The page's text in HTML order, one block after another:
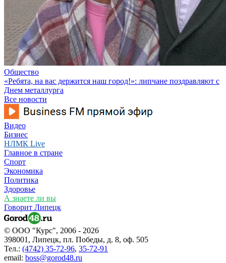
Общество
«Ребята, на вас держится наш город!»: липчане поздравляют с
Днем металлурга
Все новости
Видео
Бизнес
НЛМК Live
Главное в стране
Спорт
Экономика
Политика
Здоровье
А знаете ли вы
Говорит Липецк
© ООО "Курс", 2006 - 2026
398001, Липецк, пл. Победы, д. 8, оф. 505
Тел.: (4742) 35-72-96, 35-72-91
email: boss@gorod48.ru